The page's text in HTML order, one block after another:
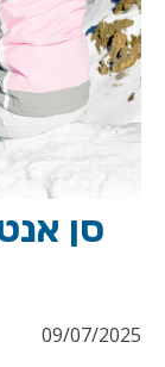
סן
09/07/2025